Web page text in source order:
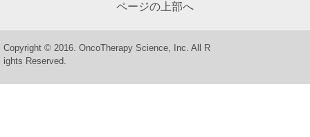
ページの上部へ
Copyright © 2016. OncoTherapy Science, Inc. All R
ights Reserved.